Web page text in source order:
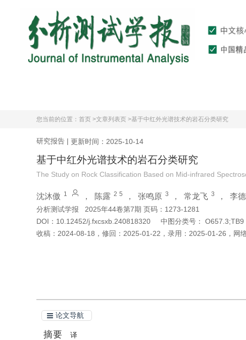
您当前的位置： 首页 >文章列表页 >基于中红外光谱技术的岩石分类研究
研究报告 | 更新时间：2025-10-14
基于中红外光谱技术的岩石分类研究
The Study on Rock Classification Based on Mid-infrared
沈沐傲 1 ， 陈露 2 5 ， 张鸣原 3 ， 常龙飞 3 ， 李
分析测试学报
2025年44卷第7期 页码：1273-1281
DOI： 10.12452/j.fxcsxb.240818320 中图分类号：
O657.3;TB9
收稿： 2024-08-18 ， 修回： 2025-01-22 ， 录用： 2025-01-26 ， 网
论文导航
摘要
译